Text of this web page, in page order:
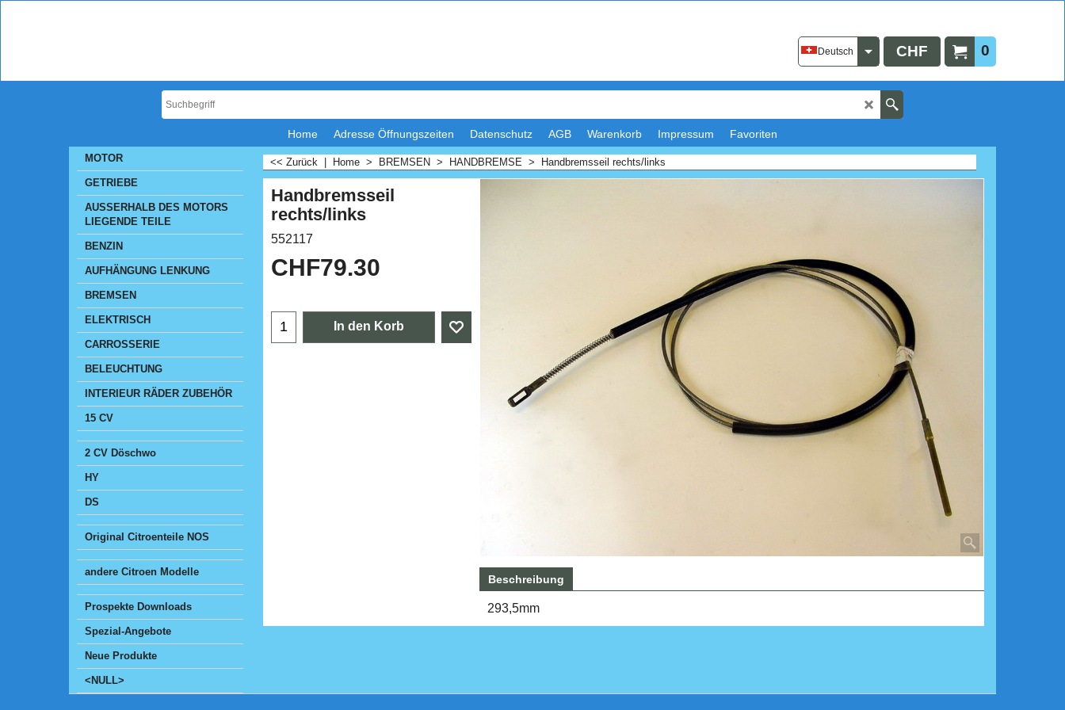
0
CHF
Deutsch
Home Adresse Öffnungszeiten Datenschutz AGB Warenkorb Impressum Favoriten
MOTOR
GETRIEBE
AUSSERHALB DES MOTORS
LIEGENDE TEILE
BENZIN
AUFHÄNGUNG LENKUNG
BREMSEN
ELEKTRISCH
CARROSSERIE
BELEUCHTUNG
INTERIEUR RÄDER ZUBEHÖR
15 CV
2 CV Döschwo
HY
DS
Original Citroenteile NOS
andere Citroen Modelle
Prospekte Downloads
Spezial-Angebote
Neue Produkte
<NULL>
<< Zurück Home > BREMSEN > HANDBREMSE > Handbremsseil rechts/links
Handbremsseil
rechts/links
552117
CHF79.30
In den Korb
Beschreibung
293,5mm